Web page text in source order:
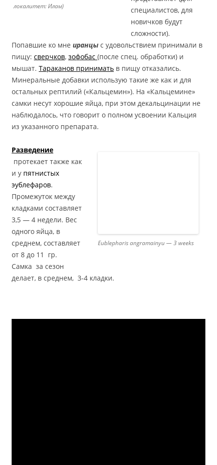
локалитет: Илам)
специалистов, для
новичков будут
сложности).
Попавшие ко мне иранцы с удовольствием принимали в
пищу: сверчков, зофобас (после спец. обработки) и
мышат. Тараканов принимать в пищу отказались.
Минеральные добавки использую такие же как и для
остальных рептилий («Кальцемин»). На «Кальцемине»
самки несут хорошие яйца, при этом декальцинации не
наблюдалось, что говорит о полном усвоении Кальция
из указанного препарата.
Eublepharis angramainyu — 3 weeks
Разведение
протекает также как
и у пятнистых
эублефаров.
Промежуток между
кладками составляет
3,5 — 4 недели. Вес
одного яйца, в
среднем, составляет
от 8 до 11 гр.
Самка за сезон
делает, в среднем, 3-4 кладки.